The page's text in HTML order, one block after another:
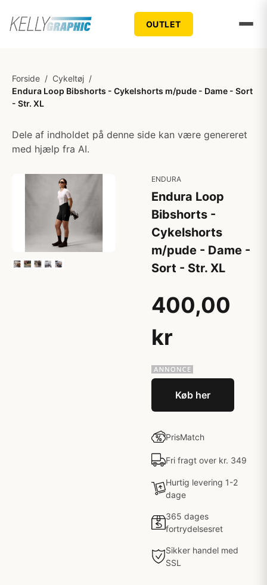
OUTLET
Forside / Cykeltøj /
Endura Loop Bibshorts - Cykelshorts m/pude - Dame - Sort
- Str. XL
Dele af indholdet på denne side kan være genereret
med hjælp fra AI.
ENDURA
Endura Loop
Bibshorts -
Cykelshorts
m/pude - Dame -
Sort - Str. XL
400,00
kr
Køb her
PrisMatch
Fri fragt over kr. 349
Hurtig levering 1-2
dage
365 dages
fortrydelsesret
Sikker handel med
SSL